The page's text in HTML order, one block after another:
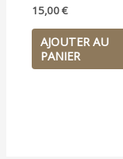
15,00€
AJOUTER AU
PANIER